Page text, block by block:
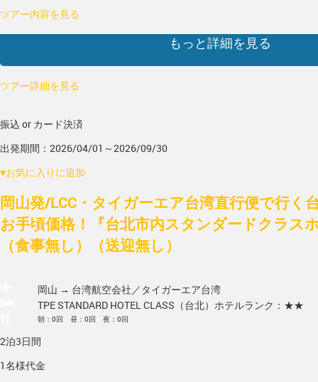
ツアー内容を見る
もっと詳細を見る
ツアー詳細を見る
振込 or カード決済
出発期間：2026/04/01～2026/09/30
♥お気に入りに追加
岡山発/LCC・タイガーエア台湾直行便で行く
お手頃価格！『台北市内スタンダードクラス
（食事無し）（送迎無し）
岡山 → 台湾航空会社／タイガーエア台湾
TPE STANDARD HOTEL CLASS（台北） ホテルランク：★★
朝：0回 昼：0回 夜：0回
2泊3日間
1名様代金